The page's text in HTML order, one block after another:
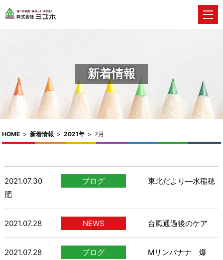
新着情報
HOME > 新着情報 > 2021年 > 7月
2021.07.30 ブログ
東北だより―水稲穂
肥
2021.07.28 NEWS 台風通過後のケア
2021.07.28 ブログ
Mリンバナナ 爆